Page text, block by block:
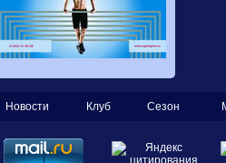
Новости Клуб Сезон